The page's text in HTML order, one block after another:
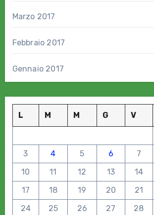
Marzo 2017
Febbraio 2017
Gennaio 2017
L M M G V
3
4 5 6 7
10
11 12 13 14
17
18 19 20 21
24
25 26 27 28